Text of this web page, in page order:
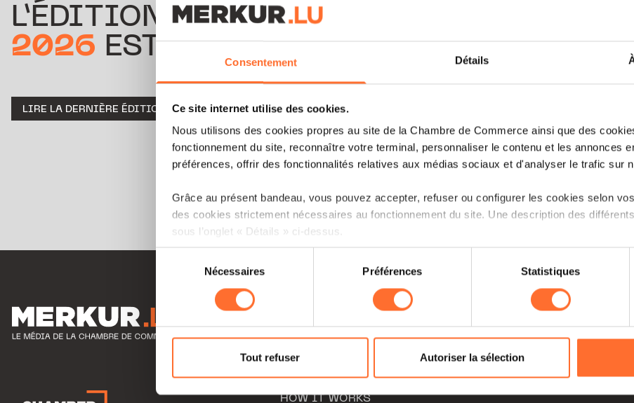
Consentement Détails
Ce site internet utilise des cookies.
Nous utilisons des cookies propres au site de la Chambre de Commerce ainsi que des
fonctionnement du site, reconnaître votre terminal, personnaliser le contenu et les annonces
préférences, offrir des fonctionnalités relatives aux médias sociaux et d'analyser le trafic sur
Grâce au présent bandeau, vous pouvez accepter, refuser ou configurer les cookies selon
des cookies strictement nécessaires au fonctionnement du site. Une description des
sous l’onglet « Détails » ci-dessus.
Il est précisé que la navigation sur le site et certaines fonctionnalités (ex : lecture de vidéos,
cas de refus de tous les cookies ou des cookies non nécessaires.
personnelles, vous pouvez consulter notre
Politique
consentement
Nécessaires Préférences Statistiques
Tout refuser Autoriser la sélection
L’ÉDITIONÉTÉ
2026 EST DISPONIBLE !
LIRE LA DERNIÈRE ÉDITION E-PAPER TÉLÉCHARGER ARCHIVES
THE ECONOMY
HOW IT WORKS
7, rue Alcide de Gasperi
L-2981 Luxembourg -